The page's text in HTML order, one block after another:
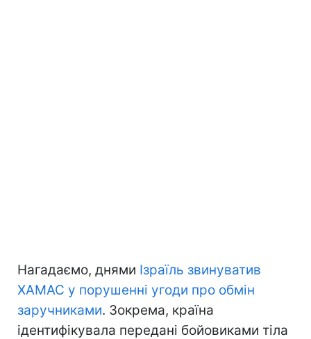
Нагадаємо, днями Ізраїль звинуватив
ХАМАС у порушенні угоди про обмін
заручниками. Зокрема, країна
ідентифікувала передані бойовиками тіла